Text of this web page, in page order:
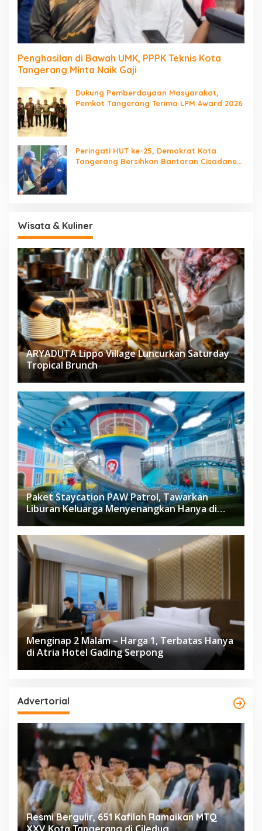
Penghasilan di Bawah UMK, PPPK Teknis Kota
Tangerang Minta Naik Gaji
Dukung Pemberdayaan Masyarakat,
Pemkot Tangerang Terima LPM Award 2026
Peringati HUT ke-25, Demokrat Kota
Tangerang Bersihkan Bantaran Cisadane
Wisata & Kuliner
ARYADUTA Lippo Village Luncurkan Saturday
Tropical Brunch
Paket Staycation PAW Patrol, Tawarkan
Liburan Keluarga Menyenangkan Hanya di
Herloom Hotel BSD
Menginap 2 Malam – Harga 1, Terbatas Hanya
di Atria Hotel Gading Serpong
Advertorial
Resmi Bergulir, 651 Kafilah Ramaikan MTQ